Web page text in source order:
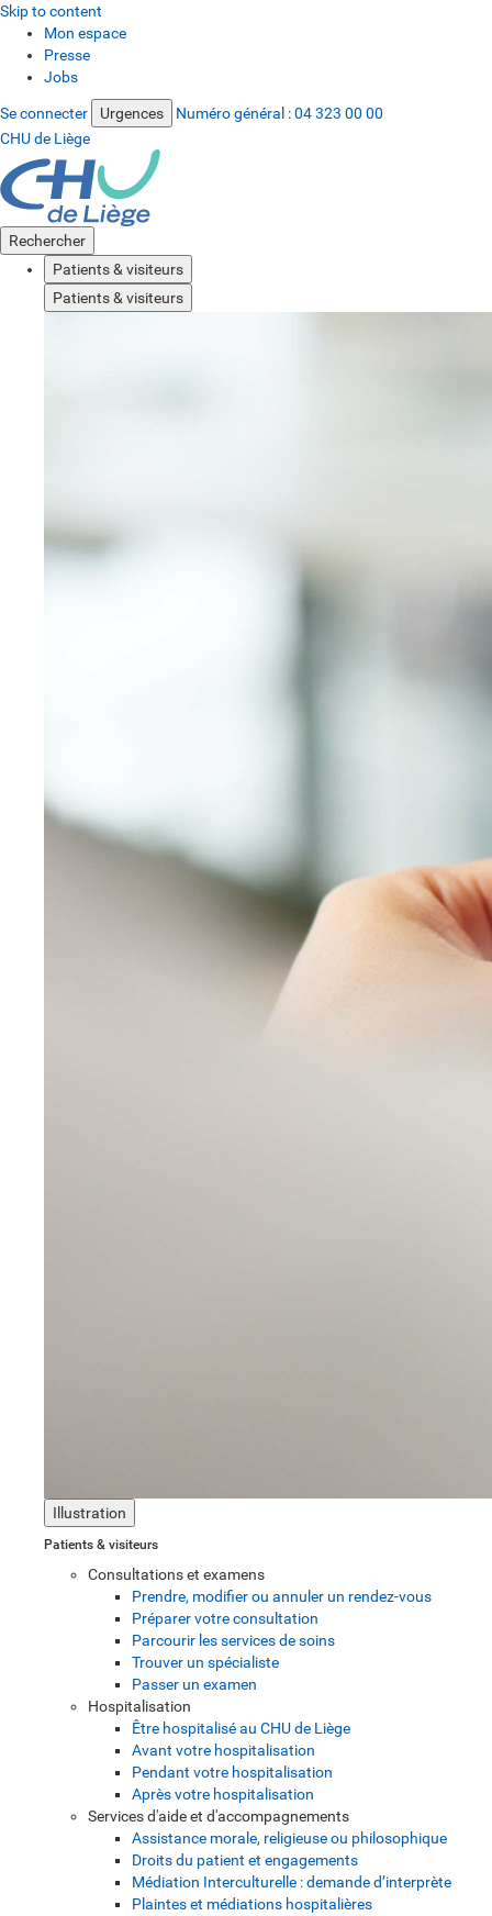
Skip to content
Mon espace
Presse
Jobs
Se connecter Urgences Numéro général :04 323 00 00
CHU de Liège
Rechercher
Patients & visiteurs
Patients & visiteurs
Illustration
Patients & visiteurs
Consultations et examens
Prendre, modifier ou annuler un rendez-vous
Préparer votre consultation
Parcourir les services de soins
Trouver un spécialiste
Passer un examen
Hospitalisation
Être hospitalisé au CHU de Liège
Avant votre hospitalisation
Pendant votre hospitalisation
Après votre hospitalisation
Services d'aide et d'accompagnements
Assistance morale, religieuse ou philosophique
Droits du patient et engagements
Médiation Interculturelle : demande d’interprète
Plaintes et médiations hospitalières